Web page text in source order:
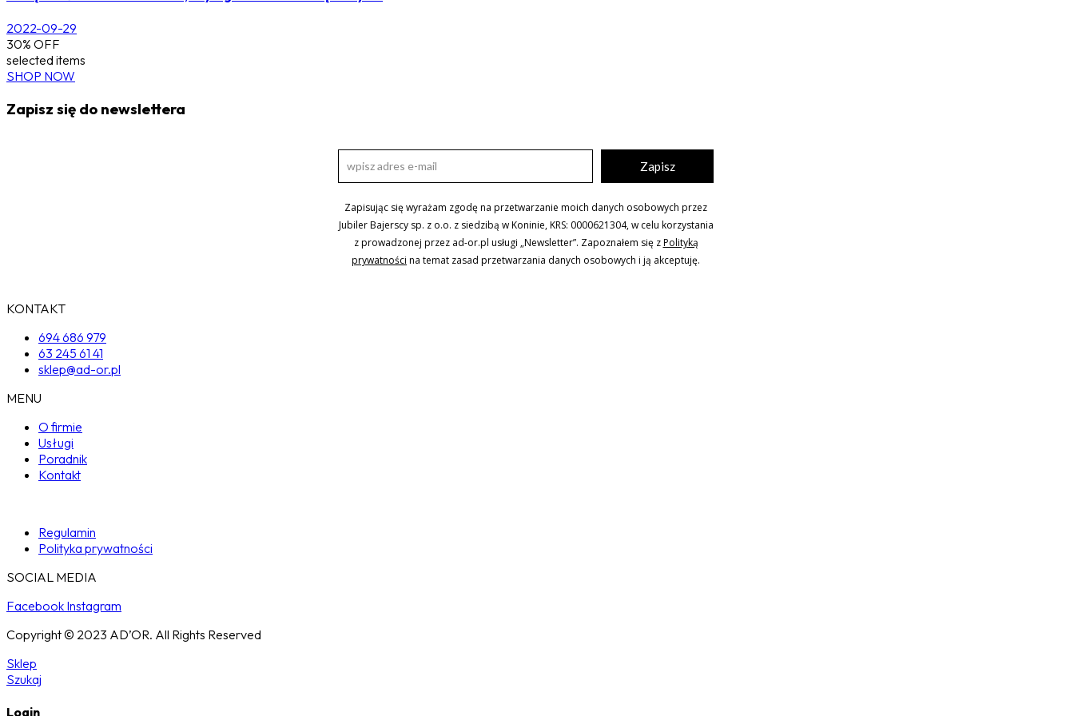
2022-09-29
30% OFF
selected items
SHOP NOW
Zapisz się do newslettera
Zapisz
Zapisując się wyrażam zgodę na przetwarzanie moich danych osobowych przez
Jubiler Bajerscy sp. z o.o. z siedzibą w Koninie, KRS: 0000621304, w celu korzystania
z prowadzonej przez ad-or.pl usługi „Newsletter”. Zapoznałem się zPolityką
prywatności na temat zasad przetwarzania danych osobowych i ją akceptuję.
KONTAKT
694 686 979
63 245 61 41
sklep@ad-or.pl
MENU
O firmie
Usługi
Poradnik
Kontakt
Regulamin
Polityka prywatności
SOCIAL MEDIA
Facebook Instagram
Copyright © 2023 AD’OR. All Rights Reserved
Sklep
Szukaj
Login